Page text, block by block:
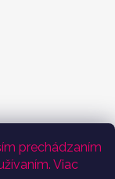
prechádzaním
Viac